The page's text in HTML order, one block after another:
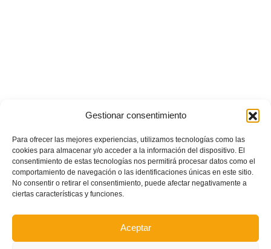
Gestionar consentimiento
Para ofrecer las mejores experiencias, utilizamos tecnologías como las
cookies para almacenar y/o acceder a la información del dispositivo. El
consentimiento de estas tecnologías nos permitirá procesar datos como el
comportamiento de navegación o las identificaciones únicas en este sitio.
No consentir o retirar el consentimiento, puede afectar negativamente a
ciertas características y funciones.
Aceptar